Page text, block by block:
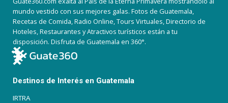
mundo vestido con sus mejores galas. Fotos de Guatemala,
Recetas de Comida, Radio Online, Tours Virtuales, Directorio de
Hoteles, Restaurantes y Atractivos turísticos están a tu
disposición. Disfruta de Guatemala en 360°.
Destinos de Interés en Guatemala
IRTRA